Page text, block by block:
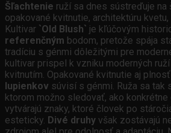
Šľachtenie ruží sa dnes sústreďuje na
opakované kvitnutie, architektúru kvetu,
Kultivar `Old Blush` je kľúčovým
referenčným bodom, pretože spája
tradíciu s génmi dôležitými pre
kultivar prispel k vzniku moderných
kvitnutím. Opakované kvitnutie aj
lupienkov súvisí s génmi. Ruža sa tak
ktorom možno sledovať, ako
vytvárajú znaky, ktoré človek po
esteticky. Divé druhy však zostávajú